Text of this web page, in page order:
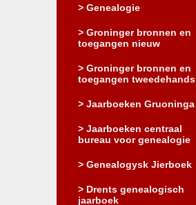
> Genealogie
> Groninger bronnen en
toegangen nieuw
> Groninger bronnen en
toegangen tweedehands
> Jaarboeken Gruoninga
> Jaarboeken centraal
bureau voor genealogie
> Genealogysk Jierboek
> Drents genealogisch
jaarboek